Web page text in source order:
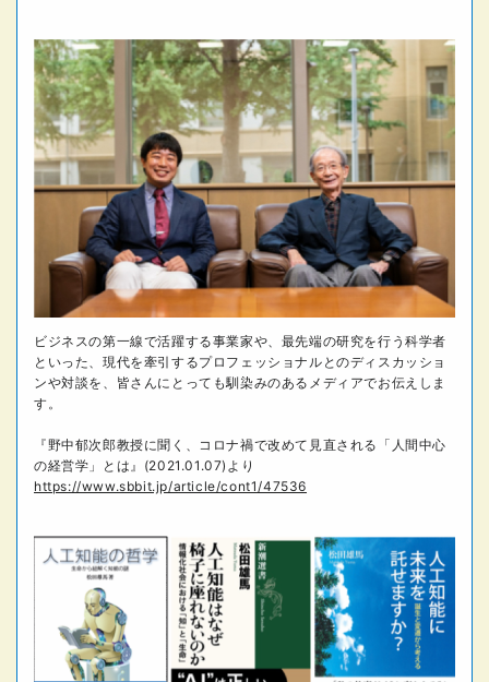
ビジネスの第一線で活躍する事業家や、最先端の研究を行う科学者
といった、現代を牽引するプロフェッショナルとのディスカッショ
ンや対談を、皆さんにとっても馴染みのあるメディアでお伝えしま
す。
『野中郁次郎教授に聞く、コロナ禍で改めて見直される「人間中心
の経営学」とは』(2021.01.07)より
https://www.sbbit.jp/article/cont1/47536